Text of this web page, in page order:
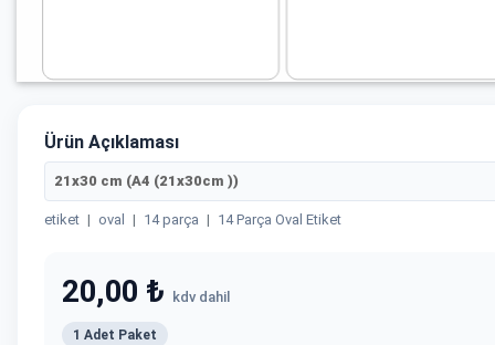
Ürün Açıklaması
21x30 cm (A4 (21x30cm ))
etiket | oval | 14 parça | 14 Parça Oval Etiket
20,00 ₺ kdv dahil
1 Adet Paket